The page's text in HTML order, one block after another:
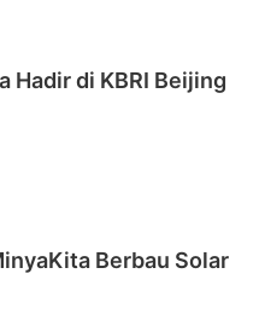
Hadir di KBRI Beijing
Berbau Solar